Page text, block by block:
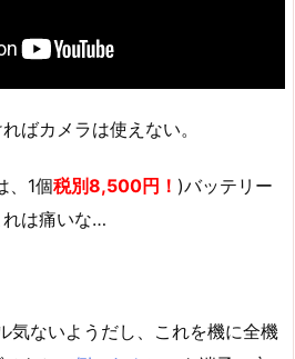
ばカメラは使えない。
、1個税別8,500円！ )バッテリー
れは痛いな…
気ないようだし、これを機に全機